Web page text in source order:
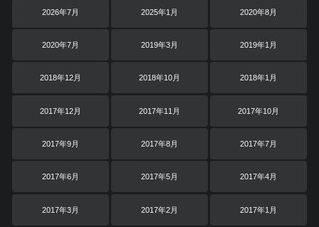
2026年7月 2025年1月 2020年8月
2020年7月 2019年3月 2019年1月
2018年12月 2018年10月 2018年1月
2017年12月 2017年11月 2017年10月
2017年9月 2017年8月 2017年7月
2017年6月 2017年5月 2017年4月
2017年3月 2017年2月 2017年1月